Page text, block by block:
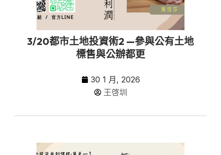
3/20都市土地投資術2 —參與公有土地
標售與公辦都更
30 1 月, 2026
王啓圳